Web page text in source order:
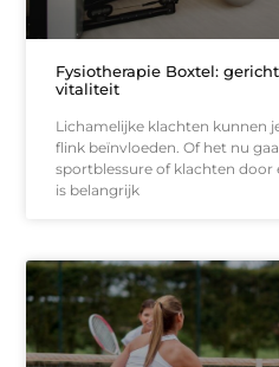
Fysiotherapie Boxtel:
vitaliteit
Lichamelijke klachten kunnen
flink beïnvloeden. Of het nu
sportblessure of klachten door
is belangrijk